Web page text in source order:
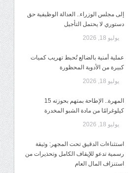
إلى مجلس الوزراء.. العدالة الوظيفية حق
دستوري لا يحتمل التأجيل
يوليو 18, 2026
عملية أمنية بالضالع تُحبط تهريب كميات
كبيرة من الأدوية المحظورة
يوليو 18, 2026
المهرة.. الإطاحة بمتهم بحوزته 15
كيلوغرامًا من مادة الشبو المخدرة
يوليو 18, 2026
استثناءات الدقيق تحت المجهر: وثيقة
رسمية تدعو للإيقاف الكامل وتحذيرات من
استنزاف المال العام